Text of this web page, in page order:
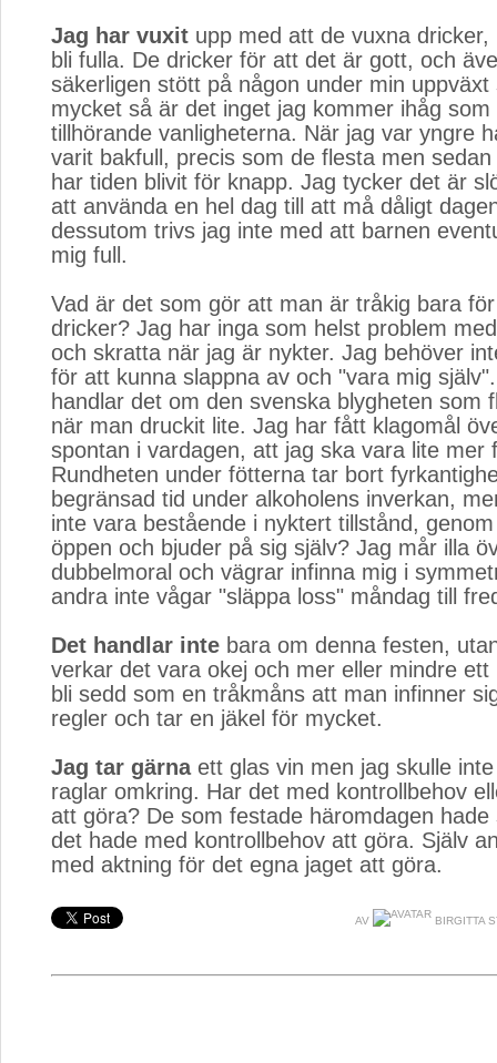
Jag har vuxit upp med att de vuxna
bli fulla. De dricker för att det är gott, och
säkerligen stött på någon under min
mycket så är det inget jag kommer ihåg som
tillhörande vanligheterna. När jag var yngre
varit bakfull, precis som de flesta men
har tiden blivit för knapp. Jag tycker det är
att använda en hel dag till att må dåligt
dessutom trivs jag inte med att barnen
mig full.
Vad är det som gör att man är tråkig bara
dricker? Jag har inga som helst problem
och skratta när jag är nykter. Jag behöver
för att kunna slappna av och "vara mig
handlar det om den svenska blygheten som
när man druckit lite. Jag har fått klagomål
spontan i vardagen, att jag ska vara lite mer
Rundheten under fötterna tar bort
begränsad tid under alkoholens inverkan,
inte vara bestående i nyktert tillstånd,
öppen och bjuder på sig själv? Jag mår illa
dubbelmoral och vägrar infinna mig i
andra inte vågar "släppa loss" måndag till
Det handlar inte bara om denna festen,
verkar det vara okej och mer eller mindre
bli sedd som en tråkmåns att man infinner
regler och tar en jäkel för mycket.
Jag tar gärnaett glas vin men jag skulle
raglar omkring. Har det med kontrollbehov
att göra? De som festade häromdagen hade
det hade med kontrollbehov att göra. Själv
med aktning för det egna jaget att göra.
AV BIRGITTA